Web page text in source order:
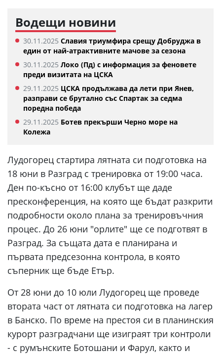
Водещи новини
30.11.2025 Славия триумфира срещу Добруджа в
един от най-атрактивните мачове за сезона
30.11.2025 Локо (Пд) с информация за феновете
преди визитата на ЦСКА
29.11.2025 ЦСКА продължава да лети при Янев,
разправи се брутално със Спартак за седма
поредна победа
29.11.2025 Ботев прекърши Черно море на
Колежа
Лудогорец стартира лятната си подготовка на
18 юни в Разград с тренировка от 19:00 часа.
Ден по-късно от 16:00 клубът ще даде
пресконференция, на която ще бъдат разкрити
подробности около плана за тренировъчния
процес. До 26 юни "орлите" ще се подготвят в
Разград. За същата дата е планирана и
първата предсезонна контрола, в която
съперник ще бъде Етър.
От 28 юни до 10 юли Лудогорец ще проведе
втората част от лятната си подготовка на лагер
в Банско. По време на престоя си в планинския
курорт разградчани ще изиграят три контроли
- с румънските Ботошани и Фарул, както и